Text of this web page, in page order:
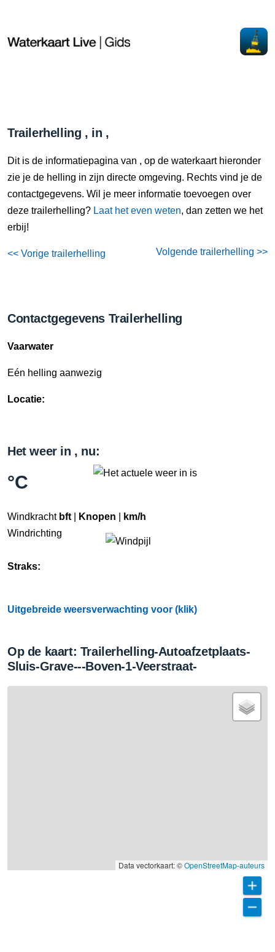
Trailerhelling , in ,
Dit is de informatiepagina van , op de waterkaart hieronder
zie je de helling in zijn directe omgeving. Rechts vind je de
contactgegevens. Wil je meer informatie toevoegen over
deze trailerhelling? Laat het even weten, dan zetten we het
erbij!
<< Vorige trailerhelling Volgende trailerhelling >>
Contactgegevens Trailerhelling
Vaarwater
Eén helling aanwezig
Locatie:
Het weer in , nu:
°C
Windkracht bft Knopen
km/h
Windrichting
Straks:
Uitgebreide weersverwachting voor (klik)
Op de kaart: Trailerhelling-Autoafzetplaats-
Sluis-Grave---Boven-1-Veerstraat-
Data vectorkaart: ©OpenStreetMap-auteurs